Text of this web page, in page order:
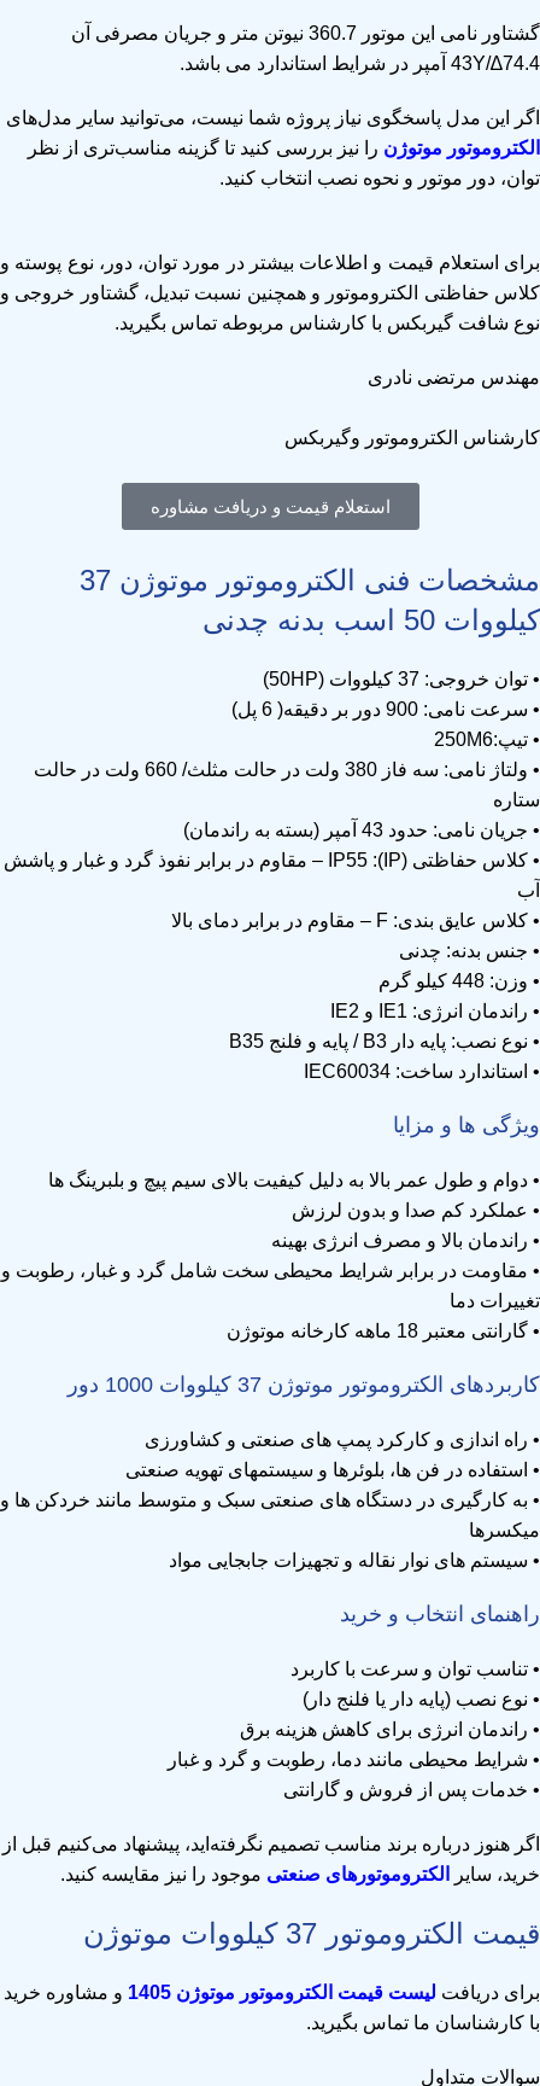
گشتاور نامی این موتور 360.7 نیوتن متر و جریان مصرفی آن
74.4∆/43Y آمپر در شرایط استاندارد می باشد.
اگر این مدل پاسخگوی نیاز پروژه شما نیست، می‌توانید سایر مدل‌های
الکتروموتور موتوژن را نیز بررسی کنید تا گزینه مناسب‌تری از نظر
توان، دور موتور و نحوه نصب انتخاب کنید.
برای استعلام قیمت و اطلاعات بیشتر در مورد توان، دور، نوع پوسته و
کلاس حفاظتی
الکتروموتور و همچنین نسبت تبدیل، گشتاور خروجی و
نوع شافت گیربکس با کارشناس مربوطه تماس بگیرید.
مهندس مرتضی نادری
کارشناس الکتروموتور وگیربکس
استعلام قیمت و دریافت مشاوره
مشخصات فنی الکتروموتور موتوژن 37
کیلووات 50 اسب بدنه چدنی
• توان خروجی: 37 کیلووات (50HP)
• سرعت نامی: 900 دور بر دقیقه( 6 پل)
• تیپ:250M6
• ولتاژ نامی: سه فاز 380 ولت در حالت مثلث/ 660 ولت در حالت
ستاره
• جریان نامی: حدود 43 آمپر (بسته به راندمان)
• کلاس حفاظتی (IP): IP55 – مقاوم در برابر نفوذ گرد و غبار و پاشش
آب
• کلاس عایق بندی: F – مقاوم در برابر دمای بالا
• جنس بدنه: چدنی
• وزن: 448 کیلو گرم
• راندمان انرژی: IE1 و IE2
• نوع نصب: پایه دار B3 / پایه و فلنج B35
• استاندارد ساخت: IEC60034
ویژگی ها و مزایا
• دوام و طول عمر بالا به دلیل کیفیت بالای سیم پیچ و بلبرینگ ها
• عملکرد کم صدا و بدون لرزش
• راندمان بالا و مصرف انرژی بهینه
• مقاومت در برابر شرایط محیطی سخت شامل گرد و غبار، رطوبت و
تغییرات دما
• گارانتی معتبر 18 ماهه کارخانه موتوژن
کاربردهای الکتروموتور موتوژن 37 کیلووات 1000 دور
• راه اندازی و کارکرد پمپ های صنعتی و کشاورزی
• استفاده در فن ها، بلوئرها و سیستمهای تهویه صنعتی
• به کارگیری در دستگاه های صنعتی سبک و متوسط مانند خردکن ها و
میکسرها
• سیستم های نوار نقاله و تجهیزات جابجایی مواد
راهنمای انتخاب و خرید
• تناسب توان و سرعت با کاربرد
• نوع نصب (پایه دار یا فلنج دار)
• راندمان انرژی برای کاهش هزینه برق
• شرایط محیطی مانند دما، رطوبت و گرد و غبار
• خدمات پس از فروش و گارانتی
اگر هنوز درباره برند مناسب تصمیم نگرفته‌اید، پیشنهاد می‌کنیم قبل از
خرید، سایر
الکتروموتورهای صنعتی موجود را نیز مقایسه کنید.
قیمت الکتروموتور 37 کیلووات موتوژن
برای دریافت لیست قیمت الکتروموتور موتوژن 1405
و مشاوره خرید
با کارشناسان ما تماس بگیرید.
سوالات متداول